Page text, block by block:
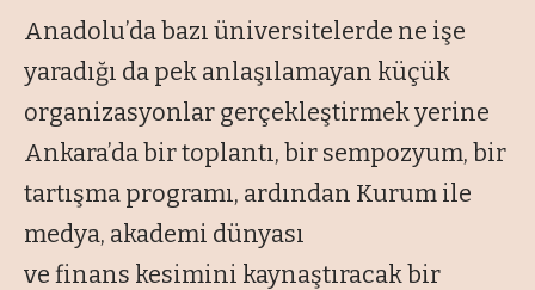
Anadolu’da bazı üniversitelerde ne işe
yaradığı da pek anlaşılamayan küçük
organizasyonlar gerçekleştirmek yerine
Ankara’da bir toplantı, bir sempozyum, bir
tartışma programı, ardından Kurum ile
medya, akademi dünyası
ve finans kesimini kaynaştıracak bir